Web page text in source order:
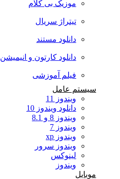
موزیک بی کلام
تیتراژ سریال
دانلود مستند
دانلود کارتون و انیمیشن
فیلم آموزشی
سیستم عامل
ویندوز 11
دانلود ویندوز 10
ویندوز 8 و 8.1
ویندوز 7
ویندوز xp
ویندوز سرور
لینوکس
ویندوز
موبایل